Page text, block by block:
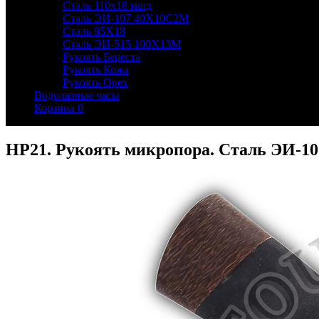
Сталь 110х18 мшд
Сталь ЭИ-107 40Х10С2М
Сталь 95Х18
Сталь ЭИ-515 100Х13М
Рукоять Береста
Рукоять Кожа
Рукоять Орех
Водолазные часы
Корзина 0
НР21. Рукоять микропора. Сталь ЭИ-